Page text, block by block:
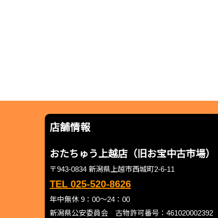
店舗情報
おたちゅう上越店（旧お宝中古市場）
〒943-0834 新潟県上越市西城町2-6-11
TEL 025-520-8626
年中無休 9：00～24：00
新潟県公安委員会 古物許可番号：461020002392